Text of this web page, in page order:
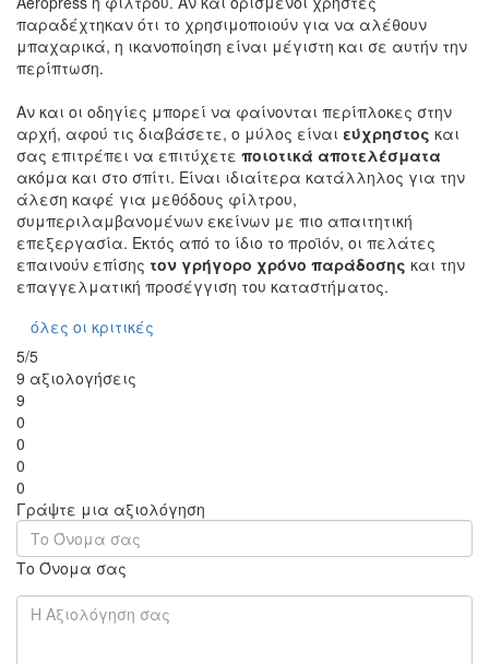
παραδέχτηκαν ότι το χρησιμοποιούν για να αλέθουν
μπαχαρικά, η ικανοποίηση είναι μέγιστη και σε αυτήν την
περίπτωση.
Αν και οι οδηγίες μπορεί να φαίνονται περίπλοκες στην
αρχή, αφού τις διαβάσετε, ο μύλος είναι εύχρηστος και
σας επιτρέπει να επιτύχετε ποιοτικά αποτελέσματα
ακόμα και στο σπίτι. Είναι ιδιαίτερα κατάλληλος για την
άλεση καφέ για μεθόδους φίλτρου,
συμπεριλαμβανομένων εκείνων με πιο απαιτητική
επεξεργασία. Εκτός από το ίδιο το προϊόν, οι πελάτες
επαινούν επίσης τον γρήγορο χρόνο παράδοσης και την
επαγγελματική προσέγγιση του καταστήματος.
όλες οι κριτικές
5/5
9 αξιολογήσεις
9
0
0
0
0
Γράψτε μια αξιολόγηση
Το Όνομα σας